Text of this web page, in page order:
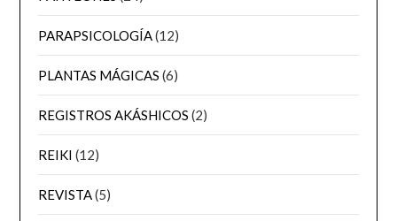
PARAPSICOLOGÍA(12)
PLANTAS MÁGICAS (6)
REGISTROS AKÁSHICOS (2)
REIKI (12)
REVISTA(5)